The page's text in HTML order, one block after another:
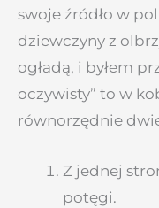
swoje źródło w
dziewczyny z
ogładą, i byłem
oczywisty” to w
równorzędnie
Z jednej
potęgi.